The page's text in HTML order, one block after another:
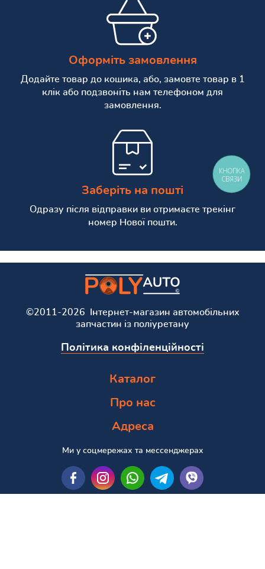
Оформіть замовлення
Додайте товар до кошика, або, замовте товар в 1
клік або подзвоніть нам телефоном для
замовлення.
Заберіть на пошті
Одразу після відправки ви отримаєте трекінг
номер Нової пошти.
©2011-2026 Інтернет-магазин автомобільних
запчастин із поліуретану
Політика конфіленційності
Каталог
Про нас
Адреса
Ми у соцмережах та мессенджерах
КНОПКА
СВЯЗИ